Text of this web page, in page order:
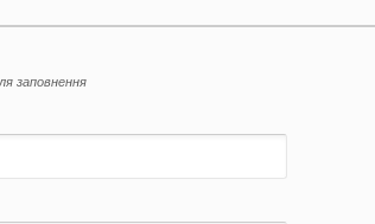
заповнення